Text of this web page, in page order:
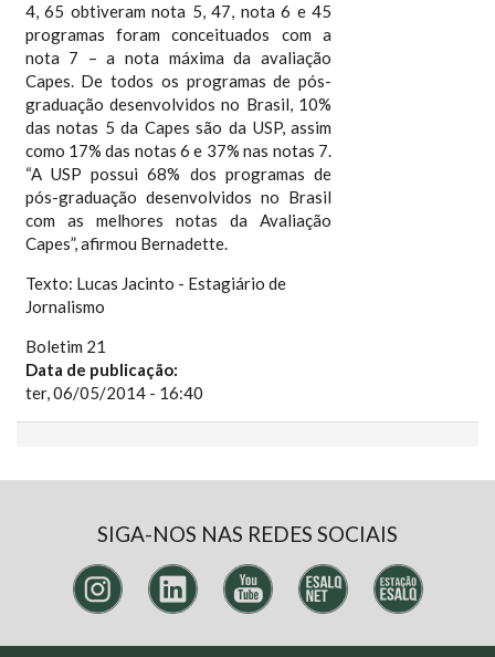
4, 65 obtiveram nota 5, 47, nota 6 e 45
programas foram conceituados com a
nota 7 – a nota máxima da avaliação
Capes. De todos os programas de pós-
graduação desenvolvidos no Brasil, 10%
das notas 5 da Capes são da USP, assim
como 17% das notas 6 e 37% nas notas 7.
“A USP possui 68% dos programas de
pós-graduação desenvolvidos no Brasil
com as melhores notas da Avaliação
Capes”, afirmou Bernadette.
Texto: Lucas Jacinto - Estagiário de
Jornalismo
Boletim 21
Data de publicação:
ter, 06/05/2014 - 16:40
SIGA-NOS NAS REDES SOCIAIS